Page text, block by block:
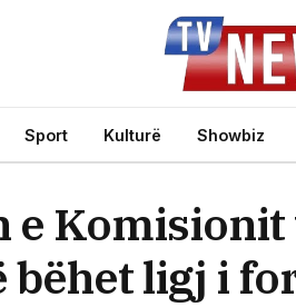
Sport Kulturë Showbiz
Komisionit
ligj i